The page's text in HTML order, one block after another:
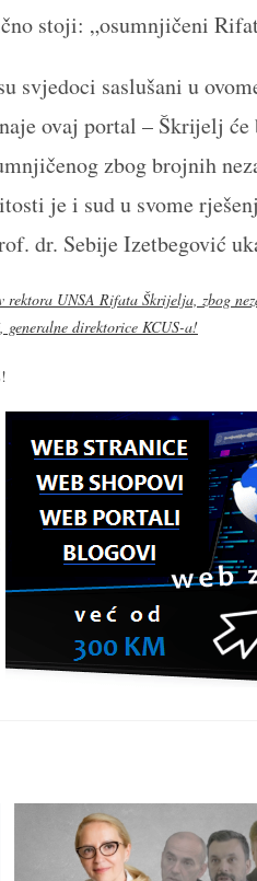
stoji: „osumnjičeni
svjedoci saslušani u
ovaj portal – Škrijelj
zbog brojnih
je i sud u svome
dr. Sebije Izetbegović
UNSA Rifata Škrijelja, zbog
direktorice KCUS-a!